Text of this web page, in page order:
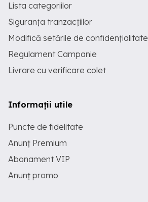
Lista categoriilor
Siguranța tranzacțiilor
Modifică setările de confidențialitate
Regulament Campanie
Livrare cu verificare colet
Informații utile
Puncte de fidelitate
Anunț Premium
Abonament VIP
Anunț promo